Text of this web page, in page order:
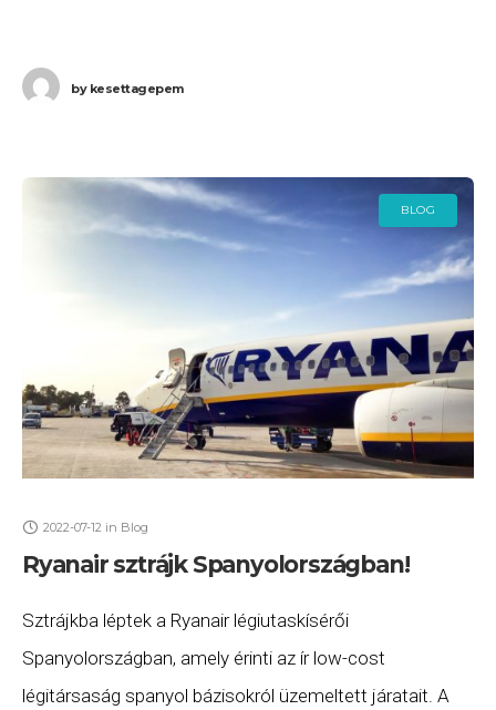
bykesettagepem
BLOG
2022-07-12 in Blog
Ryanair sztrájk Spanyolországban!
Sztrájkba léptek a Ryanair légiutaskísérői
Spanyolországban, amely érinti az ír low-cost
légitársaság spanyol bázisokról üzemeltett járatait. A